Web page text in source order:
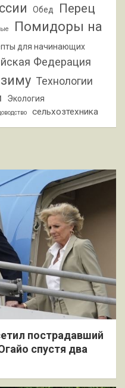
Обед
Перец
Помидоры на
для начинающих
Федерация
Технологии
Экология
сельхозтехника
пострадавший
спустя два